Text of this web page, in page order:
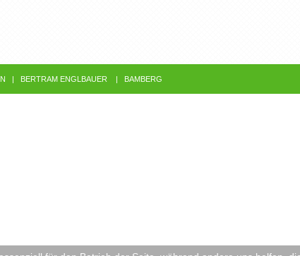
| BERTRAM ENGLBAUER | BAMBERG